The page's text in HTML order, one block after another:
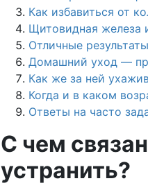
Как избавиться от
Щитовидная железа
Отличные
Домашний уход —
Как же за ней
Когда и в каком
Ответы на часто
С чем
устранить?